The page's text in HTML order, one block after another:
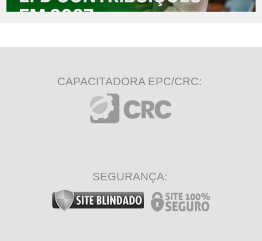
CAPACITADORA EPC/CRC:
SEGURANÇA: